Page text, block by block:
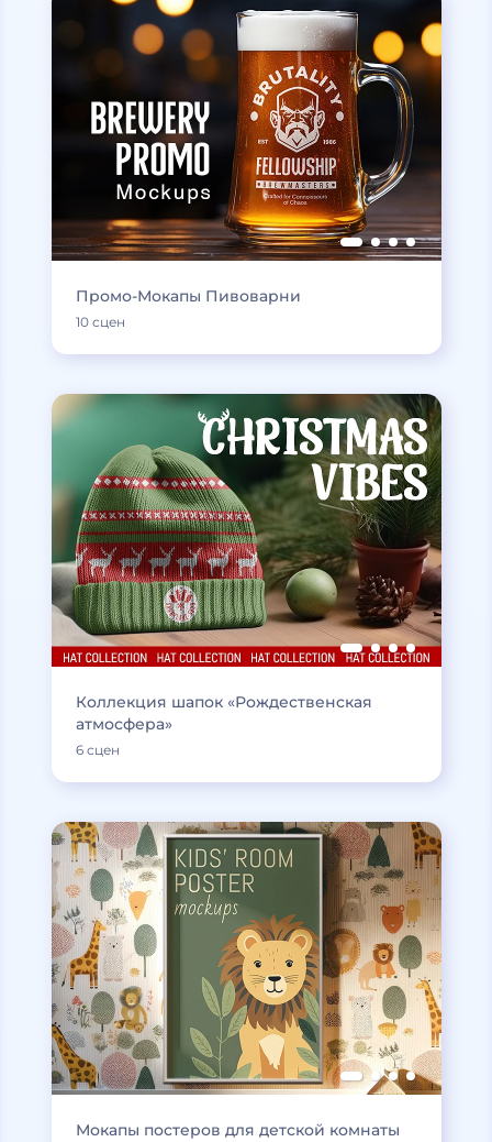
Промо-Мокапы Пивоварни
10 сцен
Коллекция шапок «Рождественская
атмосфера»
6 сцен
Мокапы постеров для детской комнаты